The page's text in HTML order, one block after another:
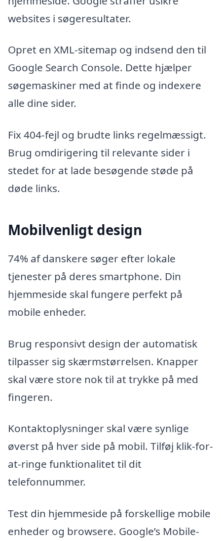
websites i søgeresultater.
Opret en XML-sitemap og indsend den til
Google Search Console. Dette hjælper
søgemaskiner med at finde og indexere
alle dine sider.
Fix 404-fejl og brudte links regelmæssigt.
Brug omdirigering til relevante sider i
stedet for at lade besøgende støde på
døde links.
Mobilvenligt design
74% af danskere søger efter lokale
tjenester på deres smartphone. Din
hjemmeside skal fungere perfekt på
mobile enheder.
Brug responsivt design der automatisk
tilpasser sig skærmstørrelsen. Knapper
skal være store nok til at trykke på med
fingeren.
Kontaktoplysninger skal være synlige
øverst på hver side på mobil. Tilføj klik-for-
at-ringe funktionalitet til dit
telefonnummer.
Test din hjemmeside på forskellige mobile
enheder og browsere. Google’s Mobile-